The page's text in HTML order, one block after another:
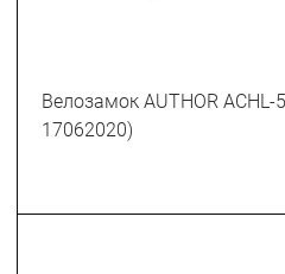
Велозамок AUTHOR ACHL-55
17062020)